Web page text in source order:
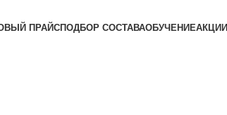
ПРАЙСПОДБОР СОСТАВАОБУЧЕНИЕАКЦИИ